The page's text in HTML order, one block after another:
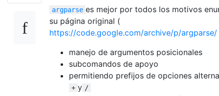
argparse es mejor por todos los motivos
su página original (
https://code.google.com/archive/p/argparse/
manejo de argumentos posicionales
subcomandos de apoyo
permitiendo prefijos de opciones
+ y /